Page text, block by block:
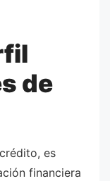
de
es
financiera